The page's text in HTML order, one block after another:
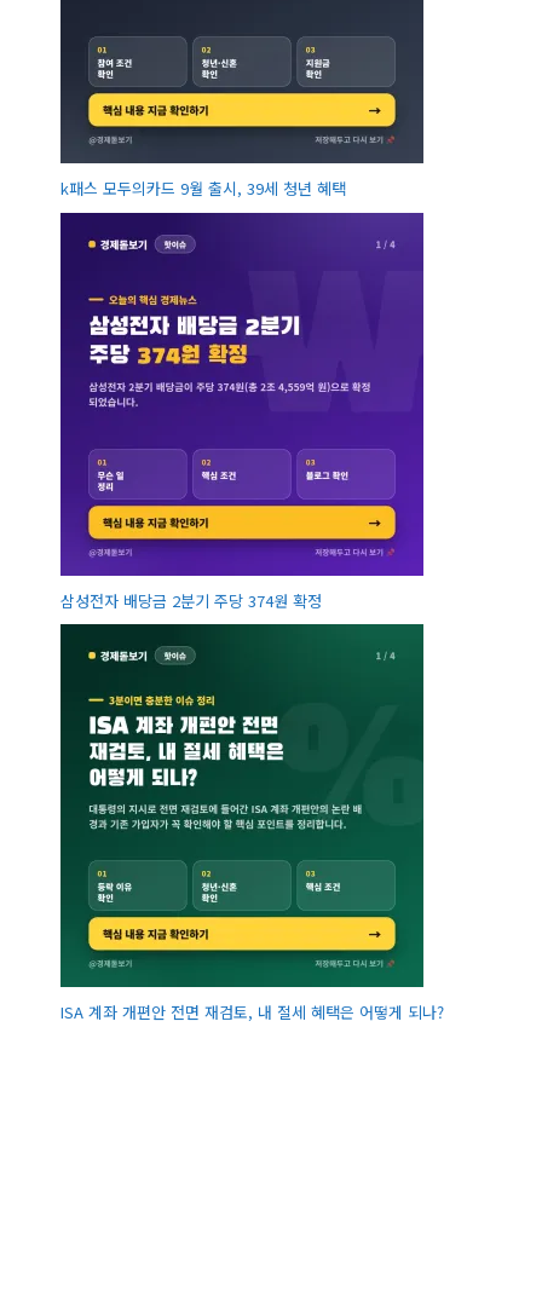
k패스 모두의카드 9월 출시, 39세 청년 혜택
삼성전자 배당금 2분기 주당 374원 확정
ISA 계좌 개편안 전면 재검토, 내 절세 혜택은 어떻게 되나?